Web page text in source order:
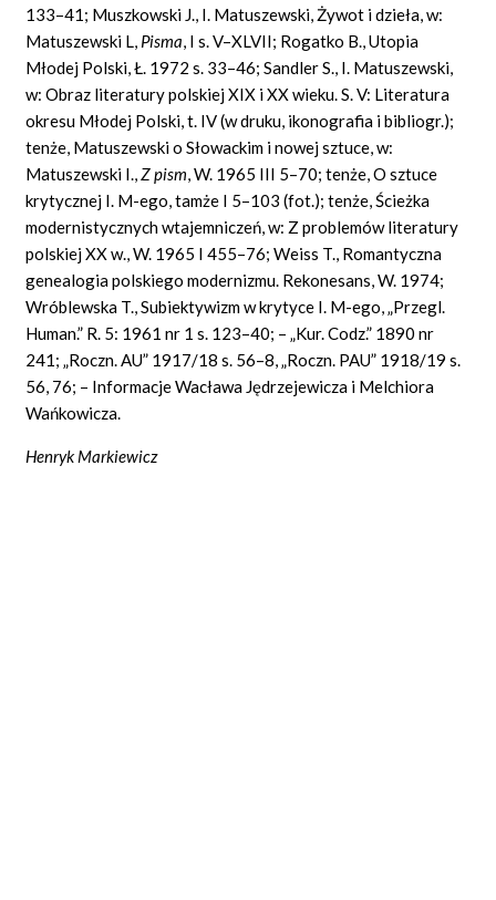
133–41; Muszkowski J., I. Matuszewski, Żywot i dzieła, w:
Matuszewski L, Pisma, I s. V–XLVII; Rogatko B., Utopia
Młodej Polski, Ł. 1972 s. 33–46; Sandler S., I. Matuszewski,
w: Obraz literatury polskiej XIX i XX wieku. S. V: Literatura
okresu Młodej Polski, t. IV (w druku, ikonografia i bibliogr.);
tenże, Matuszewski o Słowackim i nowej sztuce, w:
Matuszewski I.,Z pism,W. 1965 III 5–70; tenże, O sztuce
krytycznej I. M-ego, tamże I 5–103 (fot.); tenże, Ścieżka
modernistycznych wtajemniczeń, w: Z problemów literatury
polskiej XX w., W. 1965 I 455–76; Weiss T., Romantyczna
genealogia polskiego modernizmu. Rekonesans, W. 1974;
Wróblewska T., Subiektywizm w krytyce I. M-ego, „Przegl.
Human.” R. 5: 1961 nr 1 s. 123–40; – „Kur. Codz.” 1890 nr
241; „Roczn. AU” 1917/18 s. 56–8, „Roczn. PAU” 1918/19 s.
56, 76; – Informacje Wacława Jędrzejewicza i Melchiora
Wańkowicza.
Henryk Markiewicz